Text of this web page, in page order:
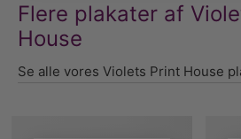
Flere plakater af
House
Se alle vores Violets Print House